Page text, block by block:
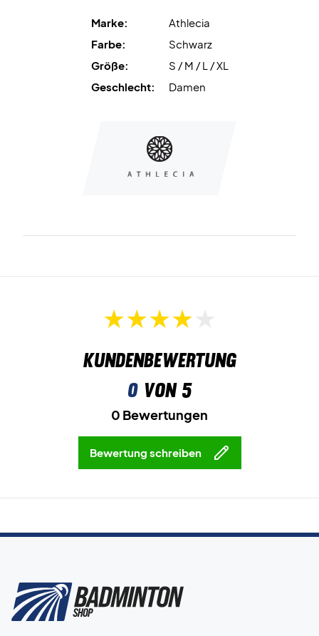
Marke:
Athlecia
Farbe:
Schwarz
Größe:
S / M / L / XL
Geschlecht:
Damen
Kundenbewertung
0von 5
0 Bewertungen
Bewertung schreiben